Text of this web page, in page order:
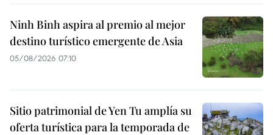
Ninh Binh aspira al premio al mejor
destino turístico emergente de Asia
05/08/2026 07:10
Sitio patrimonial de Yen Tu amplía su
oferta turística para la temporada de